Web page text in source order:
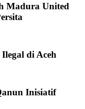
Madura United
di Aceh
Inisiatif